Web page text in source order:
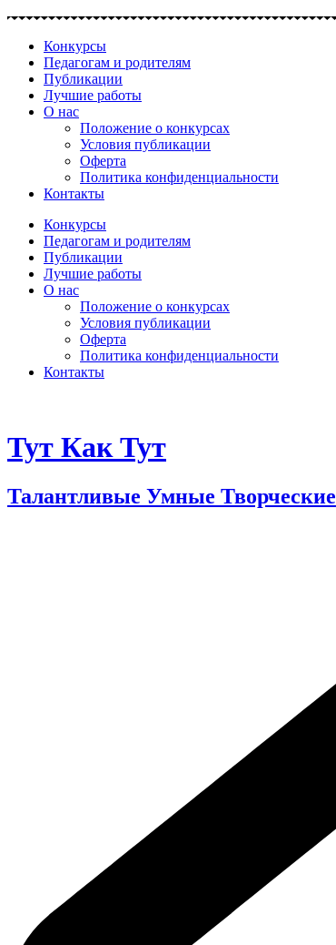
Перейти
содержимому
Конкурсы
Педагогам и родителям
Публикации
Лучшие работы
О нас
Положение о конкурсах
Условия публикации
Оферта
Политика конфиденциальности
Контакты
Конкурсы
Педагогам и родителям
Публикации
Лучшие работы
О нас
Положение о конкурсах
Условия публикации
Оферта
Политика конфиденциальности
Контакты
Тут Как Тут
Талантливые Умные Творческие